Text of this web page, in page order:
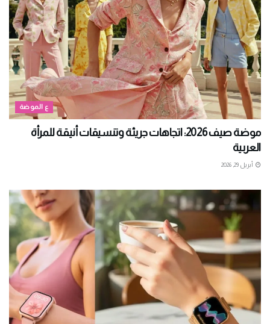
ع الموضة
موضة صيف 2026: اتجاهات جريئة وتنسيقات أنيقة للمرأة
العربية
أبريل 29, 2026